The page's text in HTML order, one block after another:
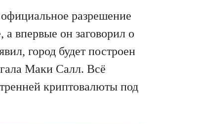
разрешение
впервые он заговорил о
город будет построен
Маки Салл. Всё
криптовалюты под